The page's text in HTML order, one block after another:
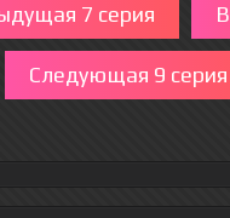
7 серия
Следующая 9 серия